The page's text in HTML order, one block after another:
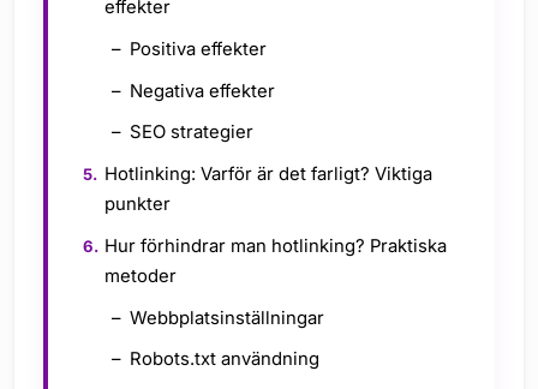
effekter
Positiva effekter
Negativa effekter
SEO strategier
Hotlinking: Varför är det farligt? Viktiga
punkter
Hur förhindrar man hotlinking? Praktiska
metoder
Webbplatsinställningar
Robots.txt användning